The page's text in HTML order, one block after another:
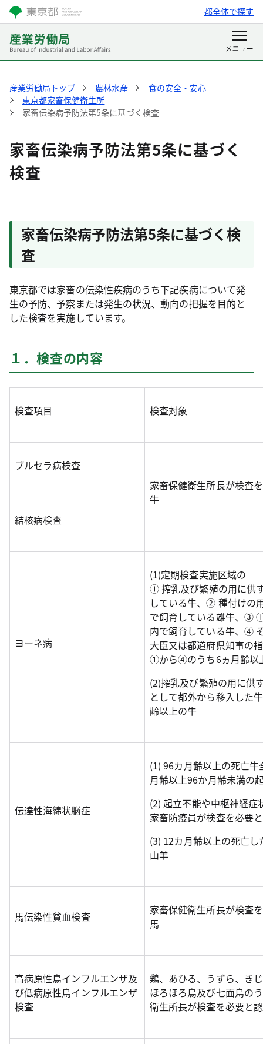
都全体で探す
産業労働局トップ 農林水産
食の安全・安心
東京都家畜保健衛生所
家畜伝染病予防法第5条に基づく検査
家畜伝染病予防法第5条に基づく
検査
家畜伝染病予防法第5条に基づく検
査
東京都では家畜の伝染性疾病のうち下記疾病について発
生の予防、予察または発生の状況、動向の把握を目的と
した検査を実施しています。
１．検査の内容
検査項目 検査対象
ブルセラ病検査
家畜保健衛生所長が検査
牛
結核病検査
ヨーネ病
(1)定期検査実施区域の
① 搾乳及び繁殖の用に供
している牛、② 種付けの
で飼育している雄牛、③
内で飼育している牛、④
大臣又は都道府県知事の
①から④のうち6ヵ月齢以
(2)搾乳及び繁殖の用に供
として都外から移入した
齢以上の牛
伝達性海綿状脳症
(1) 96カ月齢以上の死亡
月齢以上96か月齢未満の
(2) 起立不能や中枢神経症
家畜防疫員が検査を必要
(3) 12カ月齢以上の死亡し
山羊
馬伝染性貧血検査
家畜保健衛生所長が検査
馬
高病原性鳥インフルエンザ及
び低病原性鳥インフルエンザ
検査
鶏、あひる、うずら、き
ほろほろ鳥及び七面鳥の
衛生所長が検査を必要と